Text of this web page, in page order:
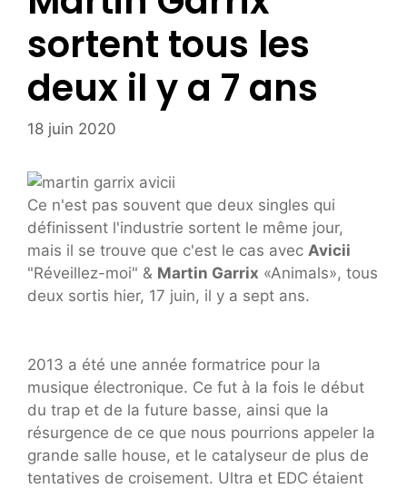
sortent tous les
deux il y a 7 ans
18 juin 2020
Ce n'est pas souvent que deux singles qui
définissent l'industrie sortent le même jour,
mais il se trouve que c'est le cas avec Avicii
"Réveillez-moi" & Martin Garrix «Animals», tous
deux sortis hier, 17 juin, il y a sept ans.
2013 a été une année formatrice pour la
musique électronique. Ce fut à la fois le début
du trap et de la future basse, ainsi que la
résurgence de ce que nous pourrions appeler la
grande salle house, et le catalyseur de plus de
tentatives de croisement. Ultra et EDC étaient